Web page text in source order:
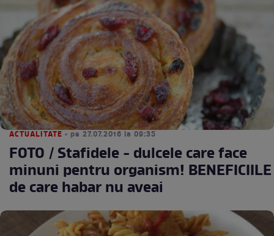
ACTUALITATE • pe 27.07.2016 la 09:35
FOTO / Stafidele - dulcele care face
minuni pentru organism! BENEFICIILE
de care habar nu aveai